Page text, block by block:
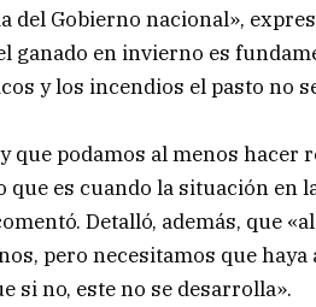
Gobierno nacional»,
ganado en invierno es
y los incendios el pasto no
que podamos al menos hacer
es cuando la situación en
Detalló, además, que
pero necesitamos que
si no, este no se desarrolla».